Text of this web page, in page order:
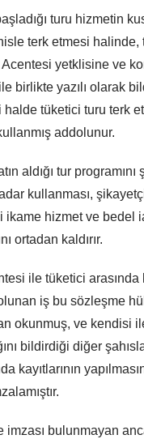
turu hizmetin
terk etmesi halinde,
yetklisine ve
birlikte yazılı olarak
halde tüketici turu terk
addolunur.
aldığı tur programını
kullanması,
ikame hizmet ve bedel
ortadan kaldırır.
ile tüketici arasında
iş bu sözleşme
okunmuş, ve kendisi
bildirdiği diğer
kayıtlarının
imzası bulunmayan